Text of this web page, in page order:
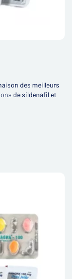
des meilleurs
de sildenafil et